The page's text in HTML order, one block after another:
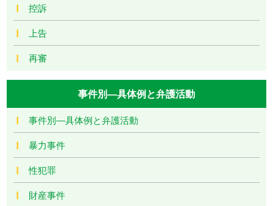
控訴
上告
再審
事件別―具体例と弁護活動
事件別―具体例と弁護活動
暴力事件
性犯罪
財産事件